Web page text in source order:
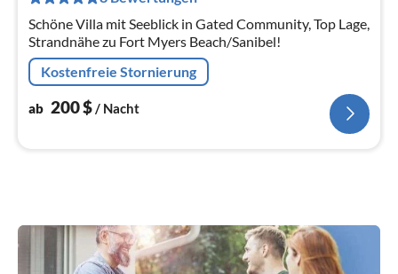
Schöne Villa mit Seeblick in Gated Community, Top Lage,
Strandnähe zu Fort Myers Beach/Sanibel!
Kostenfreie Stornierung
ab 200$/ Nacht